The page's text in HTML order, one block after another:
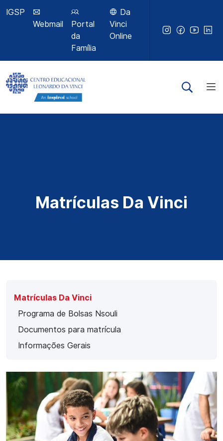
IGSP
Webmail
Portal
da
Família
Da
Vinci
Online
Matrículas Da Vinci
Matrículas Da Vinci
Programa de Bolsas Nsouli
Documentos para matrícula
Informações Gerais